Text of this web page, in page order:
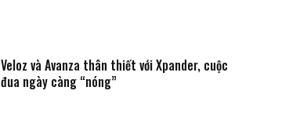
Veloz và Avanza thân thiết với Xpander, cuộc
đua ngày càng “nóng”